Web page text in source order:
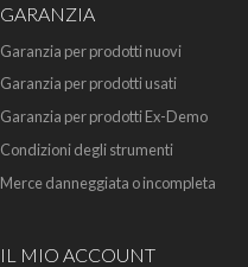
GARANZIA
Garanzia per prodotti nuovi
Garanzia per prodotti usati
Garanzia per prodotti Ex-Demo
Condizioni degli strumenti
Merce danneggiata o incompleta
IL MIO ACCOUNT